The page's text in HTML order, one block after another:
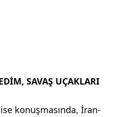
SAVAŞ UÇAKLARI
konuşmasında, İran-